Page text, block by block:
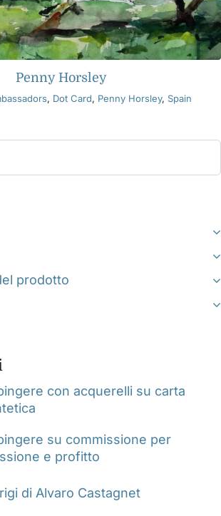
Penny Horsley
, Dot Card, Penny Horsley, Spain
prodotto
con acquerelli su carta
su commissione per
e profitto
di Alvaro Castagnet